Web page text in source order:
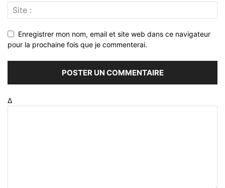
Enregistrer mon nom, email et site web dans ce navigateur
pour la prochaine fois que je commenterai.
Δ